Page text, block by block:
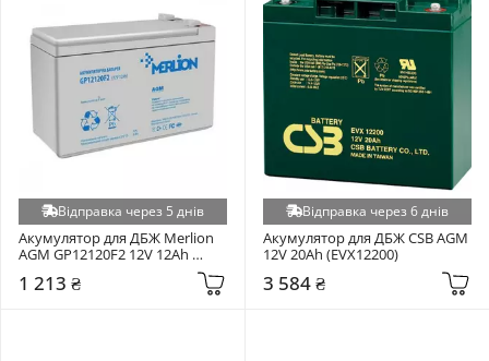
Відправка через 5 днів
Акумулятор для ДБЖ Merlion
AGM GP12120F2 12V 12Ah
1 213 ₴
Відправка через 6 днів
Акумулятор для ДБЖ CSB AGM
12V 20Ah (EVX12200)
3 584 ₴